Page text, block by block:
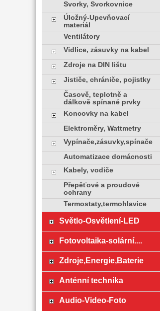
Svorky, Svorkovnice
Úložný-Upevňovací
materiál
Ventilátory
Vidlice, zásuvky na kabel
Zdroje na DIN lištu
Jističe, chrániče, pojistky
Časově, teplotně a
dálkově spínané prvky
Koncovky na kabel
Elektroměry, Wattmetry
Vypínače,zásuvky,spínače
Automatizace domácnosti
Kabely, vodiče
Přepěťové a proudové
ochrany
Termostaty,termohlavice
Světlo-Osvětlení-LED
Fotovoltaika-solární....
Zdroje,Energie,Baterie
Anténní technika
Audio-Video-Foto